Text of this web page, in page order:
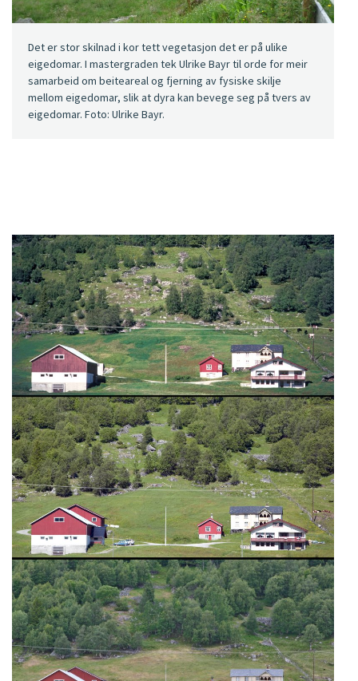
Det er stor skilnad i kor tett vegetasjon det er på ulike
eigedomar. I mastergraden tek Ulrike Bayr til orde for meir
samarbeid om beiteareal og fjerning av fysiske skilje
mellom eigedomar, slik at dyra kan bevege seg på tvers av
eigedomar. Foto: Ulrike Bayr.